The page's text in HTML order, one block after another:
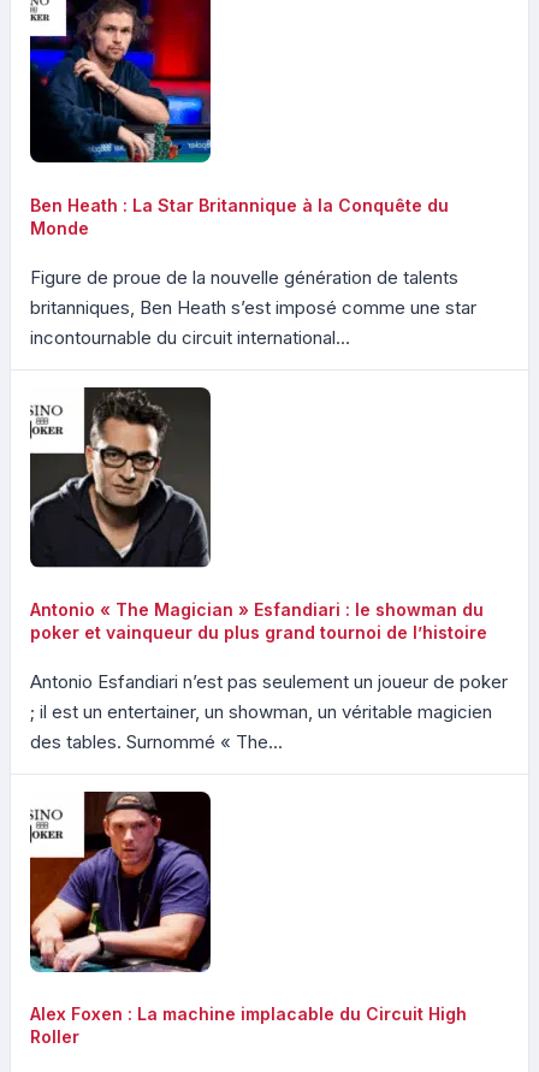
Ben Heath : La Star Britannique à la Conquête du
Monde
Figure de proue de la nouvelle génération de talents
britanniques, Ben Heath s’est imposé comme une star
incontournable du circuit international...
Antonio « The Magician » Esfandiari : le showman du
poker et vainqueur du plus grand tournoi de l’histoire
Antonio Esfandiari n’est pas seulement un joueur de poker
; il est un entertainer, un showman, un véritable magicien
des tables. Surnommé « The...
Alex Foxen : La machine implacable du Circuit High
Roller